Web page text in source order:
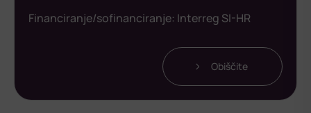
Financiranje/sofinanciranje: Interreg SI-HR
Obiščite